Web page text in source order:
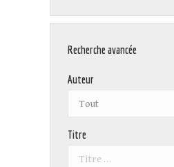
Recherche avancée
Auteur
Titre